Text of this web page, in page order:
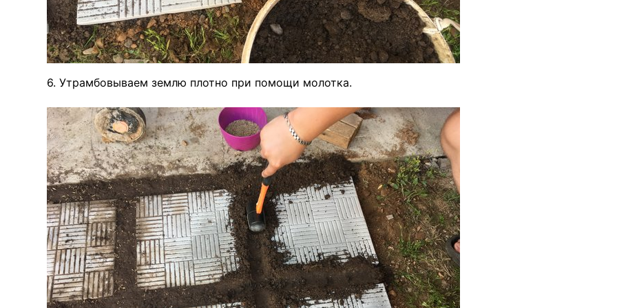
6. Утрамбовываем землю плотно при помощи молотка.